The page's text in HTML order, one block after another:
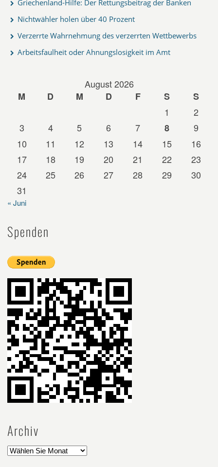
Griechenland-Hilfe: Der Rettungsbeitrag der Banken
Nichtwähler holen über 40 Prozent
Verzerrte Wahrnehmung des verzerrten Wettbewerbs
Arbeitsfaulheit oder Ahnungslosigkeit im Amt
August 2026
M
D M D F S
S
1
2
3
4 5 6 7 8
9
10
11 12 13 14 15
16
17
18 19 20 21 22
23
24
25 26 27 28 29
30
31
« Juni
Spenden
Archiv